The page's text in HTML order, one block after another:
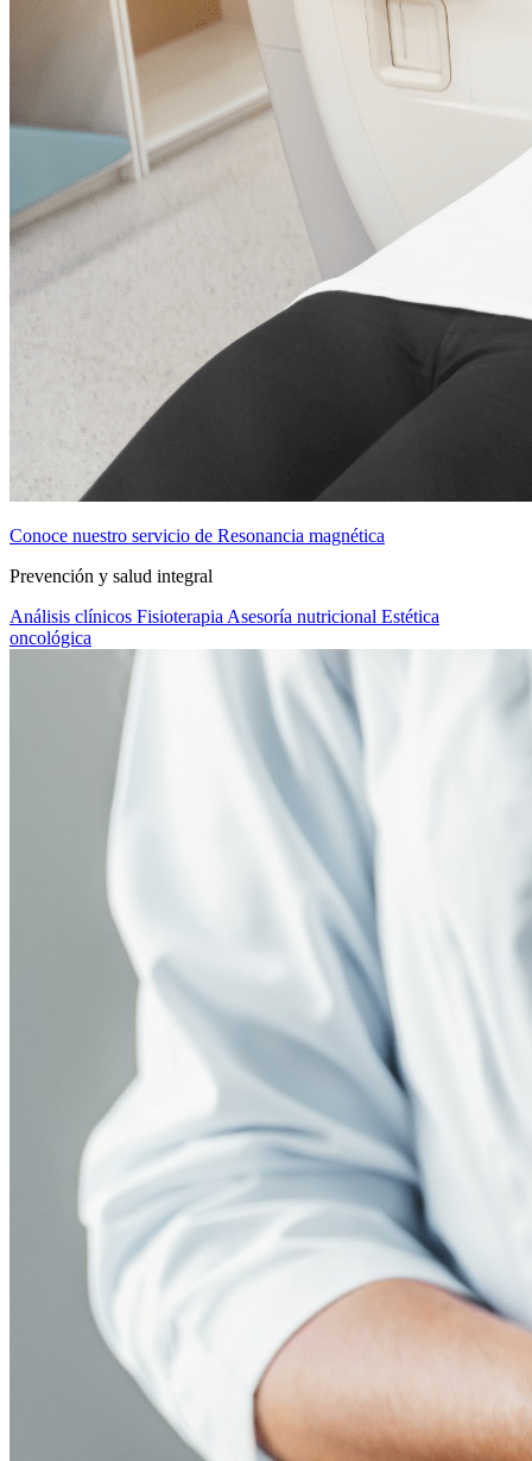
Conoce nuestro servicio de Resonancia magnética
Prevención y salud integral
Análisis clínicos Fisioterapia Asesoría nutricional Estética
oncológica